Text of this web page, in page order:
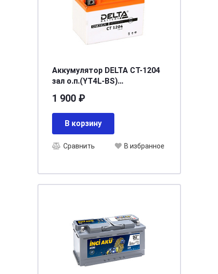
Аккумулятор DELTA СТ-1204
зал о.п.(YT4L-BS)
1 900 ₽
В корзину
Сравнить В избранное